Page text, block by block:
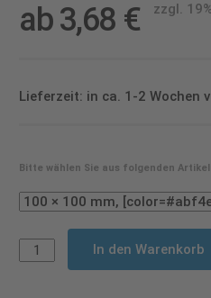
ab3,68 € zzgl.
Lieferzeit: in ca. 1-2 Wochen
Bitte wählen Sie aus folgenden
In den Warenkorb